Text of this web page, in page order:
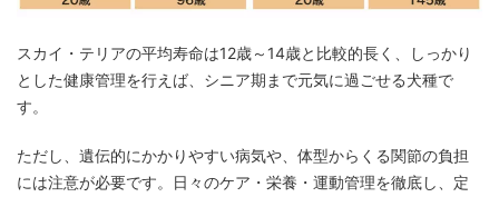
スカイ・テリアの平均寿命は12歳～14歳と比較的長く、しっかり
とした健康管理を行えば、シニア期まで元気に過ごせる犬種で
す。
ただし、遺伝的にかかりやすい病気や、体型からくる関節の負担
には注意が必要です。日々のケア・栄養・運動管理を徹底し、定